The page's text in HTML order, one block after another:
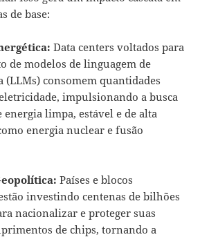
de base:
Data centers voltados para
de modelos de linguagem de
(LLMs) consomem quantidades
impulsionando a busca
energia limpa, estável e de alta
energia nuclear e fusão
Países e blocos
investindo centenas de bilhões
nacionalizar e proteger suas
de chips, tornando a